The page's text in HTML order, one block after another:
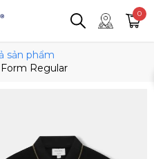
0
sản phẩm
Regular